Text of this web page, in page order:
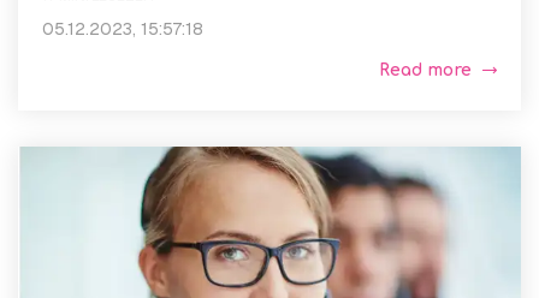
05.12.2023, 15:57:18
Read more